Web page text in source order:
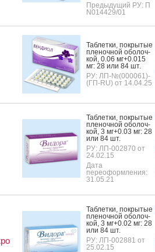
Предыдущий РУ: П
N014429/01
Таб­летки, пок­ры­тые
пле­ноч­ной обо­лоч­
кой, 0.06 мг+0.015
мг: 28 или 84 шт.
РУ: ЛП-№(000061)-
(ГП-RU) от 14.04.25
Таб­летки, пок­ры­тые
пле­ноч­ной обо­лоч­
кой, 3 мг+0.03 мг: 28
или 84 шт.
РУ: ЛП-002870 от
24.02.15
Дата
переоформления:
31.05.21
Таб­летки, пок­ры­тые
пле­ноч­ной обо­лоч­
кой, 3 мг+0.02 мг: 28
или 84 шт.
РУ: ЛП-002881 от
25.02.15